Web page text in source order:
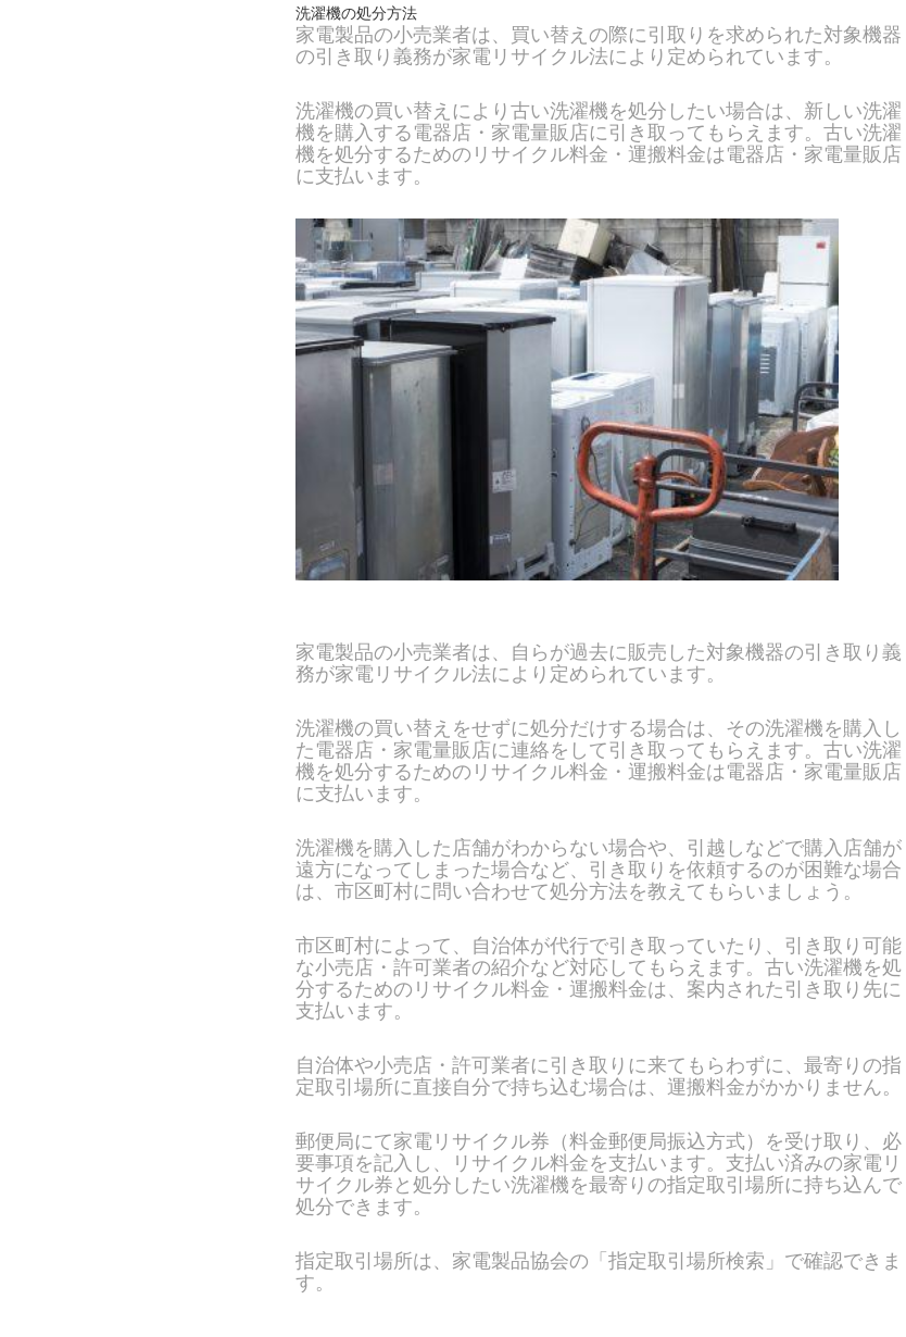
洗濯機の処分方法
家電製品の小売業者は、買い替えの際に引取りを求められた対象機器
の引き取り義務が家電リサイクル法により定められています。
洗濯機の買い替えにより古い洗濯機を処分したい場合は、新しい洗濯
機を購入する電器店・家電量販店に引き取ってもらえます。古い洗濯
機を処分するためのリサイクル料金・運搬料金は電器店・家電量販店
に支払います。
家電製品の小売業者は、自らが過去に販売した対象機器の引き取り義
務が家電リサイクル法により定められています。
洗濯機の買い替えをせずに処分だけする場合は、その洗濯機を購入し
た電器店・家電量販店に連絡をして引き取ってもらえます。古い洗濯
機を処分するためのリサイクル料金・運搬料金は電器店・家電量販店
に支払います。
洗濯機を購入した店舗がわからない場合や、引越しなどで購入店舗が
遠方になってしまった場合など、引き取りを依頼するのが困難な場合
は、市区町村に問い合わせて処分方法を教えてもらいましょう。
市区町村によって、自治体が代行で引き取っていたり、引き取り可能
な小売店・許可業者の紹介など対応してもらえます。古い洗濯機を処
分するためのリサイクル料金・運搬料金は、案内された引き取り先に
支払います。
自治体や小売店・許可業者に引き取りに来てもらわずに、最寄りの指
定取引場所に直接自分で持ち込む場合は、運搬料金がかかりません。
郵便局にて家電リサイクル券（料金郵便局振込方式）を受け取り、必
要事項を記入し、リサイクル料金を支払います。支払い済みの家電リ
サイクル券と処分したい洗濯機を最寄りの指定取引場所に持ち込んで
処分できます。
指定取引場所は、家電製品協会の「指定取引場所検索」で確認できま
す。